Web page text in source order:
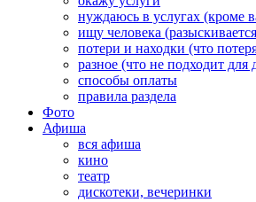
нуждаюсь в услугах (кроме
ищу человека
потери и находки (что
разное (что не подходит для
способы оплаты
правила раздела
Фото
Афиша
вся афиша
кино
театр
дискотеки, вечеринки